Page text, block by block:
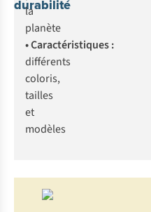
durabilité
la
planète
• Caractéristiques :
différents
coloris,
tailles
et
modèles